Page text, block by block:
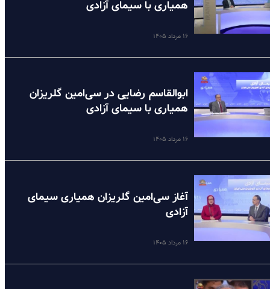
همیاری با سیمای آزادی
۱۶ مرداد ۱۴۰۵
ابوالقاسم رضایی در سی‌امین گلریزان
همیاری با سیمای آزادی
۱۶ مرداد ۱۴۰۵
آغاز سی‌امین گلریزان همیاری سیمای
آزادی
۱۶ مرداد ۱۴۰۵